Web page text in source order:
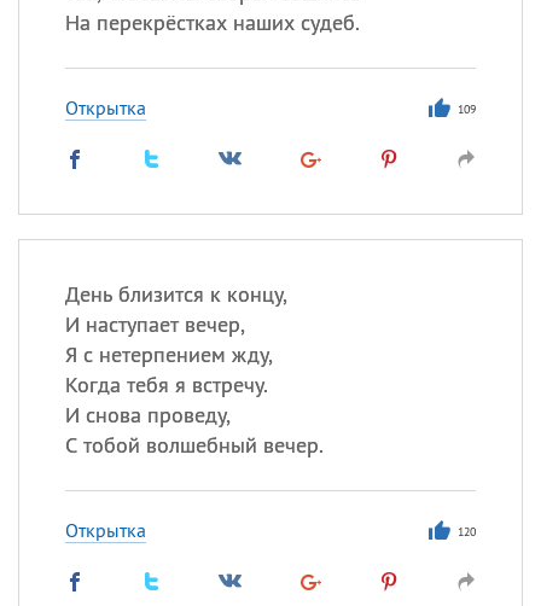
На перекрёстках наших судеб.
Открытка 109
День близится к концу,
И наступает вечер,
Я с нетерпением жду,
Когда тебя я встречу.
И снова проведу,
С тобой волшебный вечер.
Открытка 120